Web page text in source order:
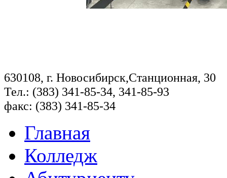
630108, г. Новосибирск,Станционная, 30
Тел.: (383) 341-85-34, 341-85-93
факс: (383) 341-85-34
Главная
Колледж